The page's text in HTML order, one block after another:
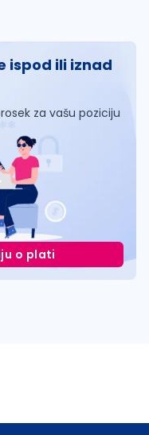
ispod ili iznad
za vašu poziciju
o plati